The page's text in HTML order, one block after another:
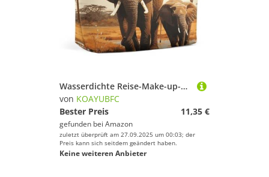
Wasserdichte Reise-Make-up-Tasche, Organizer, PU-Leder, Elefanten-Familie, Kosmetiktasche, kleiner Kulturbeutel, niedlich, tragbare Reißverschlusstasche für Damen und Herren, Reisezubehör
von KOAYUBFC
Bester Preis
11,35 €
gefunden bei Amazon
zuletzt überprüft am 27.09.2025 um 00:03; der
Preis kann sich seitdem geändert haben.
Keine weiteren Anbieter